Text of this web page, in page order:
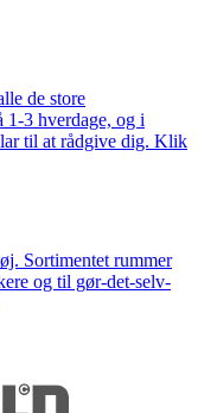
de store
3 hverdage, og i
til at rådgive dig. Klik
Sortimentet rummer
og til gør-det-selv-